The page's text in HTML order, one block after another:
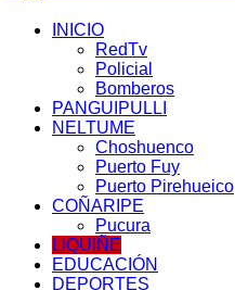
INICIO
RedTv
Policial
Bomberos
PANGUIPULLI
NELTUME
Choshuenco
Puerto Fuy
Puerto Pirehueico
COÑARIPE
Pucura
LIQUIÑE
EDUCACIÓN
DEPORTES